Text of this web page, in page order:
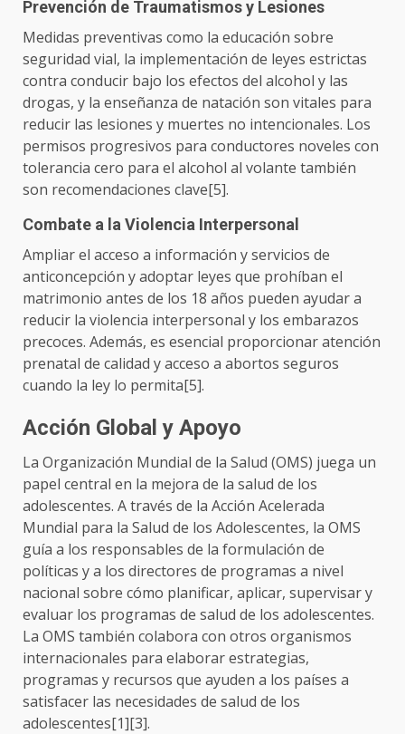
Prevención de Traumatismos y Lesiones
Medidas preventivas como la educación sobre
seguridad vial, la implementación de leyes estrictas
contra conducir bajo los efectos del alcohol y las
drogas, y la enseñanza de natación son vitales para
reducir las lesiones y muertes no intencionales. Los
permisos progresivos para conductores noveles con
tolerancia cero para el alcohol al volante también
son recomendaciones clave[5].
Combate a la Violencia Interpersonal
Ampliar el acceso a información y servicios de
anticoncepción y adoptar leyes que prohíban el
matrimonio antes de los 18 años pueden ayudar a
reducir la violencia interpersonal y los embarazos
precoces. Además, es esencial proporcionar atención
prenatal de calidad y acceso a abortos seguros
cuando la ley lo permita[5].
Acción Global y Apoyo
La Organización Mundial de la Salud (OMS) juega un
papel central en la mejora de la salud de los
adolescentes. A través de la Acción Acelerada
Mundial para la Salud de los Adolescentes, la OMS
guía a los responsables de la formulación de
políticas y a los directores de programas a nivel
nacional sobre cómo planificar, aplicar, supervisar y
evaluar los programas de salud de los adolescentes.
La OMS también colabora con otros organismos
internacionales para elaborar estrategias,
programas y recursos que ayuden a los países a
satisfacer las necesidades de salud de los
adolescentes[1][3].